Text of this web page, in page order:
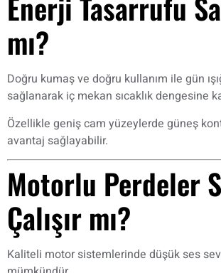
mı?
Doğru kumaş ve doğru kullanım ile gün
sağlanarak iç mekan sıcaklık dengesine
Özellikle geniş cam yüzeylerde güneş
avantaj sağlayabilir.
Motorlu Perdeler
Çalışır mı?
Kaliteli motor sistemlerinde düşük ses